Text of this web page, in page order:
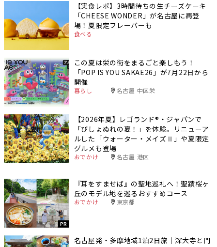
【実食レポ】3時間待ちの生チーズケーキ
「CHEESE WONDER」が名古屋に再登
場！夏限定フレーバーも
食べる
この夏は栄の街をまるごと楽しもう！
「POP IS YOU SAKAE26」が7月22日から
開催
暮らし 名古屋 中区栄
【2026年夏】レゴランド®・ジャパンで
「びしょぬれの夏！」を体験。リニューア
ルした「ウォーター・メイズⅡ」や夏限定
グルメも登場
おでかけ 名古屋 港区
PR
『耳をすませば』の聖地巡礼へ！聖蹟桜ヶ
丘のモデル地を巡るおすすめコース
おでかけ 東京都
名古屋発・多摩地域1泊2日旅｜深大寺と門